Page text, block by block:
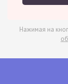
Нажимая на